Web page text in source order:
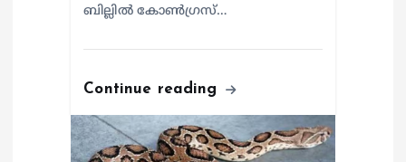
ബില്ലിൽ കോൺഗ്രസ്…
Continue reading